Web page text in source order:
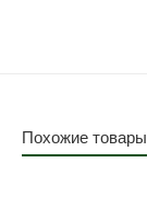
Похожие товары